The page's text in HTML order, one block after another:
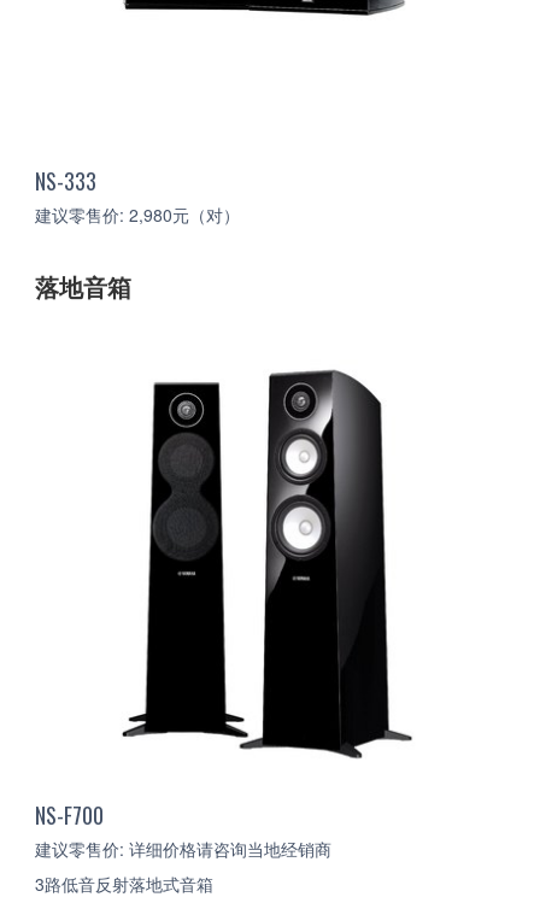
NS-333
建议零售价: 2,980元（对）
落地音箱
NS-F700
建议零售价: 详细价格请咨询当地经销商
3路低音反射落地式音箱